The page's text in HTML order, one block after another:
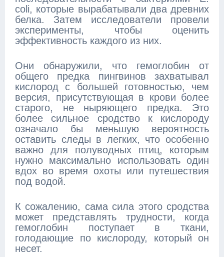
coli, которые вырабатывали два древних
белка. Затем исследователи провели
эксперименты, чтобы оценить
эффективность каждого из них.
Они обнаружили, что гемоглобин от
общего предка пингвинов захватывал
кислород с большей готовностью, чем
версия, присутствующая в крови более
старого, не ныряющего предка. Это
более сильное сродство к кислороду
означало бы меньшую вероятность
оставить следы в легких, что особенно
важно для полуводных птиц, которым
нужно максимально использовать один
вдох во время охоты или путешествия
под водой.
К сожалению, сама сила этого сродства
может представлять трудности, когда
гемоглобин поступает в ткани,
голодающие по кислороду, который он
несет.